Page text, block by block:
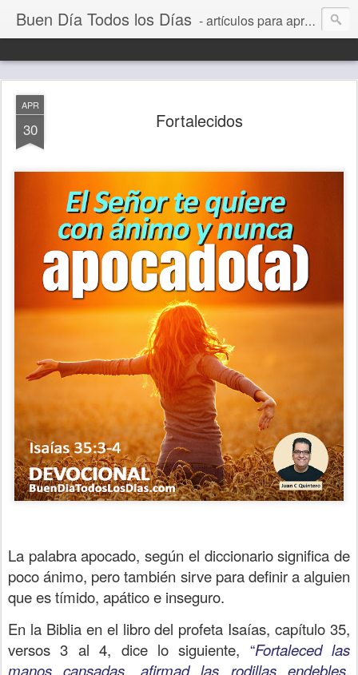
Buen Día Todos los Días - artículos para aprender a vivir mejor, un día a la vez. Por Juan C Quintero
APR
30 Fortalecidos
La palabra apocado, según el diccionario significa de
poco ánimo, pero también sirve para definir a alguien
que es tímido, apático e inseguro.
En la Biblia en el libro del profeta Isaías, capítulo 35,
versos 3 al 4, dice lo siguiente, “Fortaleced las
manos cansadas, afirmad las rodillas endebles.